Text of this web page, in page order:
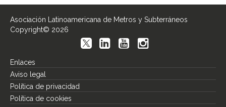
Asociación Latinoamericana de Metros y Subterráneos
Copyright© 2026
Enlaces
Aviso legal
Política de privacidad
Política de cookies